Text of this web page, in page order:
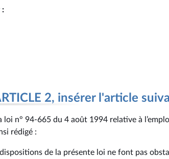
:
2, insérer l'article
loi n° 94‑665 du 4 août 1994 relative à
rédigé :
de la présente loi ne font pas